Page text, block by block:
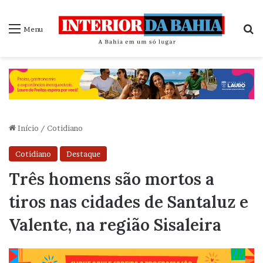
Menu
Início / Cotidiano
Cotidiano Destaque
Três homens são mortos a
tiros nas cidades de Santaluz e
Valente, na região Sisaleira